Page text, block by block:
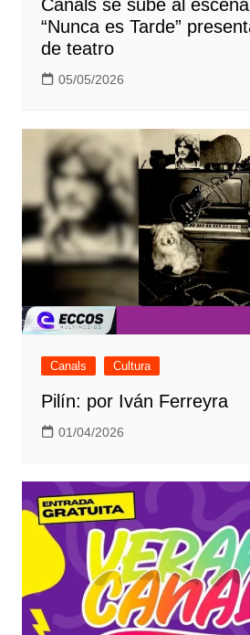
Canals se sube al
“Nunca es Tarde”
de teatro
05/05/2026
Canals Cultura
Pilín: por Iván Ferreyra
01/04/2026